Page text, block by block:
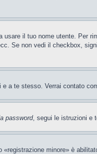
il tuo nome utente. Per
Se non vedi il checkbox,
a te stesso. Verrai contato
password, segui le istruzioni e
minore» è